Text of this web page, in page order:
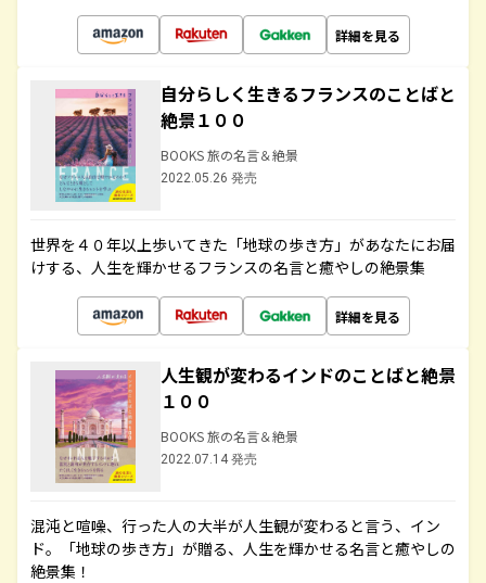
詳細を見る
自分らしく生きるフランスのことばと
絶景１００
BOOKS 旅の名言＆絶景
2022.05.26 発売
世界を４０年以上歩いてきた「地球の歩き方」があなたにお届
けする、人生を輝かせるフランスの名言と癒やしの絶景集
詳細を見る
人生観が変わるインドのことばと絶景
１００
BOOKS 旅の名言＆絶景
2022.07.14 発売
混沌と喧噪、行った人の大半が人生観が変わると言う、イン
ド。「地球の歩き方」が贈る、人生を輝かせる名言と癒やしの
絶景集！